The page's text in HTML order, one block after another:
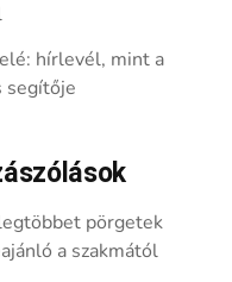
hírlevél, mint a
segítője
pörgetek
a szakmától